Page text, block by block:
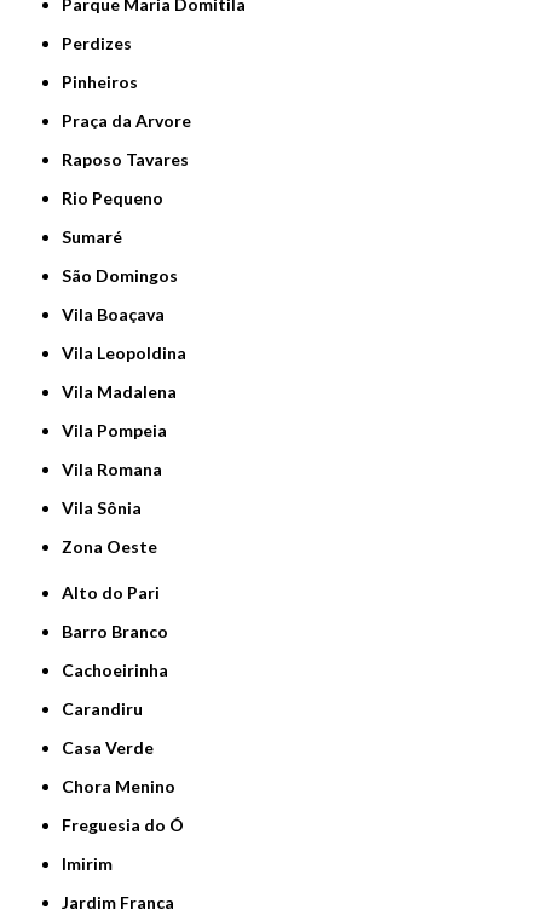
Parque Maria Domitila
Perdizes
Pinheiros
Praça da Arvore
Raposo Tavares
Rio Pequeno
Sumaré
São Domingos
Vila Boaçava
Vila Leopoldina
Vila Madalena
Vila Pompeia
Vila Romana
Vila Sônia
Zona Oeste
Alto do Pari
Barro Branco
Cachoeirinha
Carandiru
Casa Verde
Chora Menino
Freguesia do Ó
Imirim
Jardim Franca